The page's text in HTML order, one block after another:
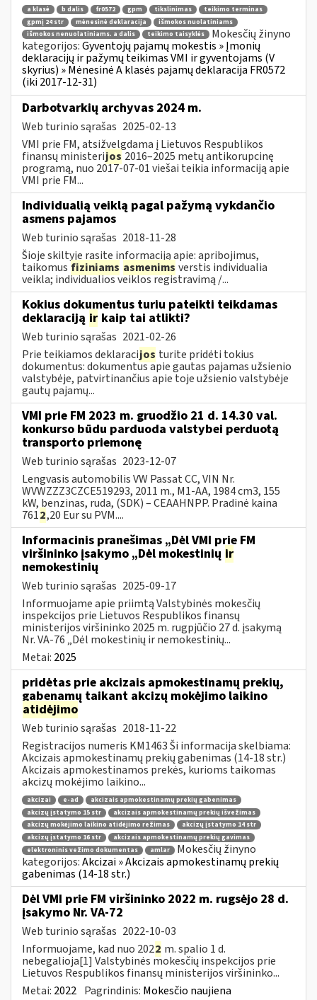
a klasė b dalis fr0572 gpm tikslinimas
teikimo terminas
gpmį 24 str
mėnesinė deklaracija
išmokos nuolatiniams
išmokos nenuolatiniams. a dalis
teikimo taisyklės
Mokesčių žinyno
kategorijos:Gyventojų pajamų mokestis » Įmonių
deklaracijų ir pažymų teikimas VMI ir gyventojams (V
skyrius) » Mėnesinė A klasės pajamų deklaracija FR0572
(iki 2017-12-31)
Darbotvarkių archyvas 2024 m.
Web turinio sąrašas 2025-02-13
VMI prie FM, atsižvelgdama į Lietuvos Respublikos
finansų ministerijos 2016–2025 metų antikorupcinę
programą, nuo 2017-07-01 viešai teikia informaciją apie
VMI prie FM...
Individualią veiklą pagal pažymą vykdančio
asmens pajamos
Web turinio sąrašas 2018-11-28
Šioje skiltyje rasite informaciją apie: apribojimus,
taikomus fiziniams asmenims verstis individualia
veikla; individualios veiklos registravimą /...
Kokius dokumentus turiu pateikti teikdamas
deklaraciją ir kaip tai atlikti?
Web turinio sąrašas 2021-02-26
Prie teikiamos deklaracijos turite pridėti tokius
dokumentus: dokumentus apie gautas pajamas užsienio
valstybėje, patvirtinančius apie toje užsienio valstybėje
gautų pajamų...
VMI prie FM 2023 m. gruodžio 21 d. 14.30 val.
konkurso būdu parduoda valstybei perduotą
transporto priemonę
Web turinio sąrašas 2023-12-07
Lengvasis automobilis VW Passat CC, VIN Nr.
WVWZZZ3CZCE519293, 2011 m., M1-AA, 1984 cm3, 155
kW, benzinas, ruda, (SDK) – CEAAHNPP. Pradinė kaina
7612,20 Eur su PVM....
Informacinis pranešimas „Dėl VMI prie FM
viršininko įsakymo „Dėl mokestinių ir
nemokestinių
Web turinio sąrašas 2025-09-17
Informuojame apie priimtą Valstybinės mokesčių
inspekcijos prie Lietuvos Respublikos finansų
ministerijos viršininko 2025 m. rugpjūčio 27 d. įsakymą
Nr. VA-76 „Dėl mokestinių ir nemokestinių...
Metai: 2025
pridėtas prie akcizais apmokestinamų prekių,
gabenamų taikant akcizų mokėjimo laikino
atidėjimo
Web turinio sąrašas 2018-11-22
Registracijos numeris KM1463 Ši informacija skelbiama:
Akcizais apmokestinamų prekių gabenimas (14-18 str.)
Akcizais apmokestinamos prekės, kurioms taikomas
akcizų mokėjimo laikino...
akcizai e-ad
akcizais apmokestinamų prekių gabenimas
akcizų įstatymo 15 str
akcizais apmokestinamų prekių išvežimas
akcizų mokėjimo laikino atidėjimo režimas
akcizų įstatymo 14 str
akcizų įstatymo 16 str
akcizais apmokestinamų prekių gavimas
elektroninis vežimo dokumentas
amlar
Mokesčių žinyno
kategorijos:Akcizai » Akcizais apmokestinamų prekių
gabenimas (14-18 str.)
Dėl VMI prie FM viršininko 2022 m. rugsėjo 28 d.
įsakymo Nr. VA-72
Web turinio sąrašas 2022-10-03
Informuojame, kad nuo 2022 m. spalio 1 d.
nebegalioja[1] Valstybinės mokesčių inspekcijos prie
Lietuvos Respublikos finansų ministerijos viršininko...
Metai: 2022 Pagrindinis: Mokesčio naujiena